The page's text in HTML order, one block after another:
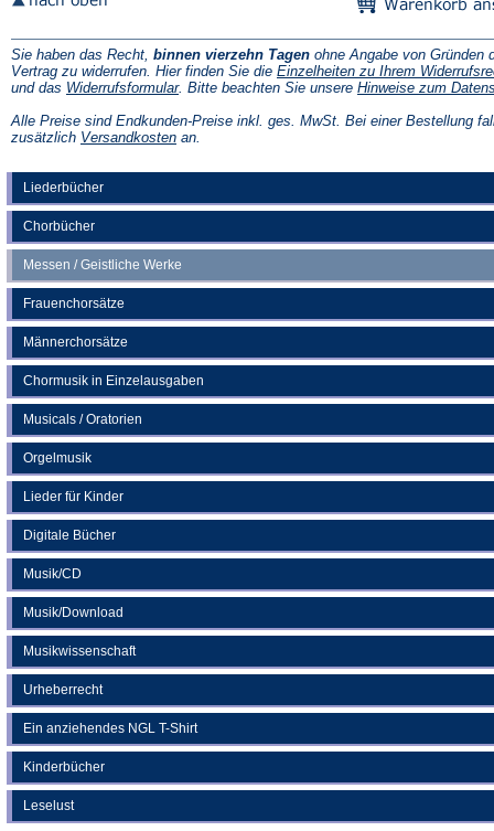
Liederbücher
Chorbücher
Messen / Geistliche Werke
Frauenchorsätze
Männerchorsätze
Chormusik in Einzelausgaben
Musicals / Oratorien
Orgelmusik
Lieder für Kinder
Digitale Bücher
Musik/CD
Musik/Download
Musikwissenschaft
Urheberrecht
Ein anziehendes NGL T-Shirt
Kinderbücher
Leselust
Sie haben das Recht, binnen vierzehn Tagen ohne Angabe von Gründen
Vertrag zu widerrufen. Hier finden Sie die Einzelheiten zu Ihrem
und das Widerrufsformular(Öffnet
einem
neuen
. Bitte beachten Sie unsere Hinweise zum
Alle Preise sind Endkunden-Preise inkl. ges. MwSt. Bei einer Bestellung
zusätzlich Versandkosten(Öffnet
an.